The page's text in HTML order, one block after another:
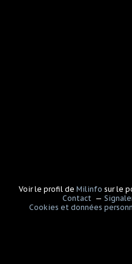
Voir le profil deMilinfo sur le
Contact
Cookies et données